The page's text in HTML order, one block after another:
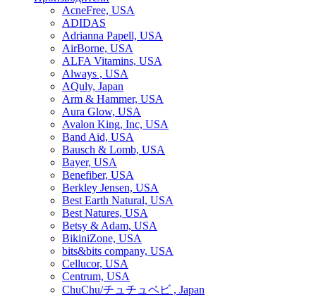
AcneFree, USA
ADIDAS
Adrianna Papell, USA
AirBorne, USA
ALFA Vitamins, USA
Always , USA
AQuly, Japan
Arm & Hammer, USA
Aura Glow, USA
Avalon King, Inc, USA
Band Aid, USA
Bausch & Lomb, USA
Bayer, USA
Benefiber, USA
Berkley Jensen, USA
Best Earth Natural, USA
Best Natures, USA
Betsy & Adam, USA
BikiniZone, USA
bits&bits company, USA
Cellucor, USA
Centrum, USA
ChuChu/チュチュベビ , Japan